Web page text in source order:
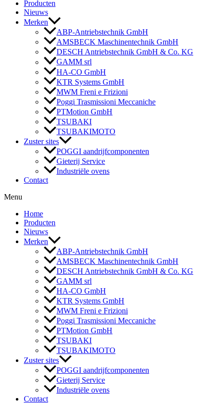
Producten
Nieuws
Merken
ABP-Antriebstechnik GmbH
AMSBECK Maschinentechnik GmbH
DESCH Antriebstechnik GmbH & Co. KG
GAMM srl
HA-CO GmbH
KTR Systems GmbH
MWM Freni e Frizioni
Poggi Trasmissioni Meccaniche
PTMotion GmbH
TSUBAKI
TSUBAKIMOTO
Zuster sites
POGGI aandrijfcomponenten
Gieterij Service
Industriële ovens
Contact
Menu
Home
Producten
Nieuws
Merken
ABP-Antriebstechnik GmbH
AMSBECK Maschinentechnik GmbH
DESCH Antriebstechnik GmbH & Co. KG
GAMM srl
HA-CO GmbH
KTR Systems GmbH
MWM Freni e Frizioni
Poggi Trasmissioni Meccaniche
PTMotion GmbH
TSUBAKI
TSUBAKIMOTO
Zuster sites
POGGI aandrijfcomponenten
Gieterij Service
Industriële ovens
Contact